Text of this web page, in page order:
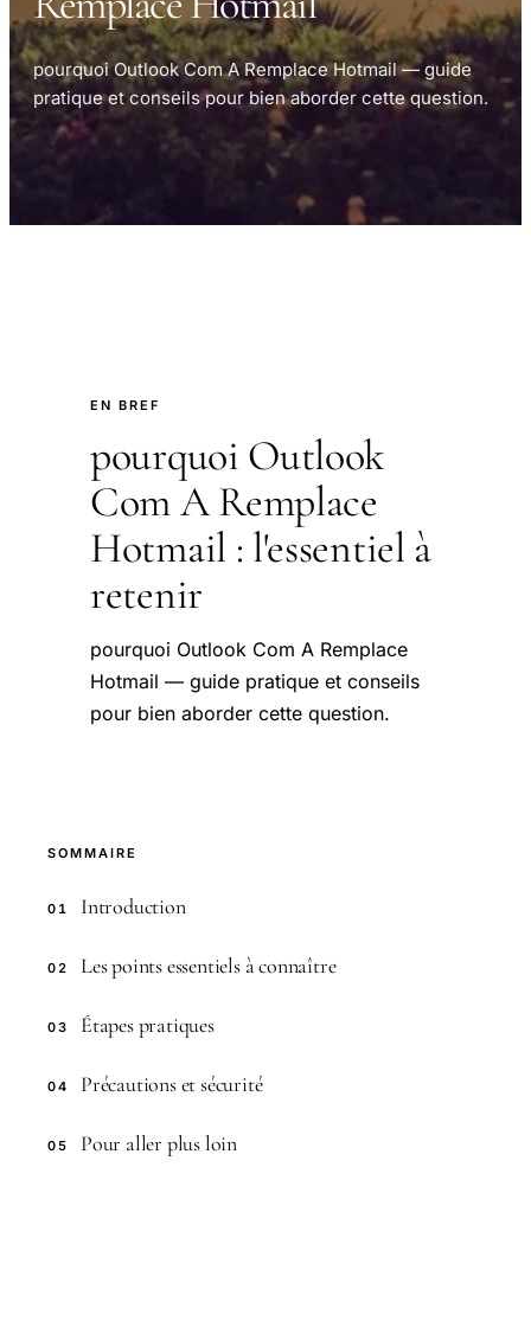
pourquoi Outlook Com A Remplace Hotmail — guide
pratique et conseils pour bien aborder cette question.
EN BREF
pourquoi Outlook
Com A Remplace
Hotmail : l'essentiel à
retenir
pourquoi Outlook Com A Remplace
Hotmail — guide pratique et conseils
pour bien aborder cette question.
SOMMAIRE
01 Introduction
02 Les points essentiels à connaître
03 Étapes pratiques
04 Précautions et sécurité
05 Pour aller plus loin